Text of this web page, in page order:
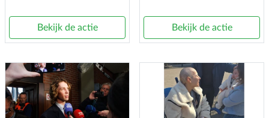
Bekijk de actie Bekijk de actie